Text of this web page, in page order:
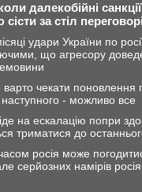
далекобійні
за стіл
удари України по
що агресору
варто чекати поновлення
- можливо все
на ескалацію попри
триматися до
росія може
серйозних намірів